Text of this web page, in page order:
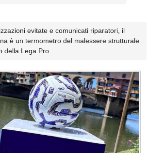
evitate e comunicati riparatori, il
è un termometro del malessere strutturale
della Lega Pro